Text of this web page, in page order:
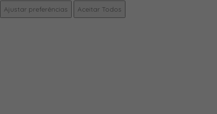
Ajustar preferências Aceitar Todos